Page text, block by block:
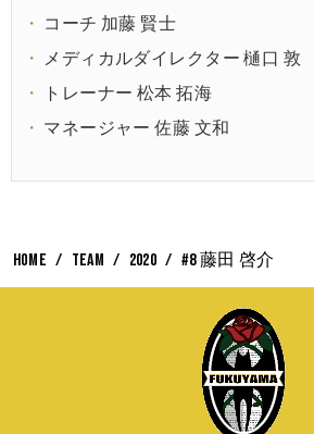
コーチ 加藤 賢士
メディカルダイレクター 樋口 敦
トレーナー 松本 拓海
マネージャー 佐藤 文和
HOME TEAM 2020 #8 藤田 啓介